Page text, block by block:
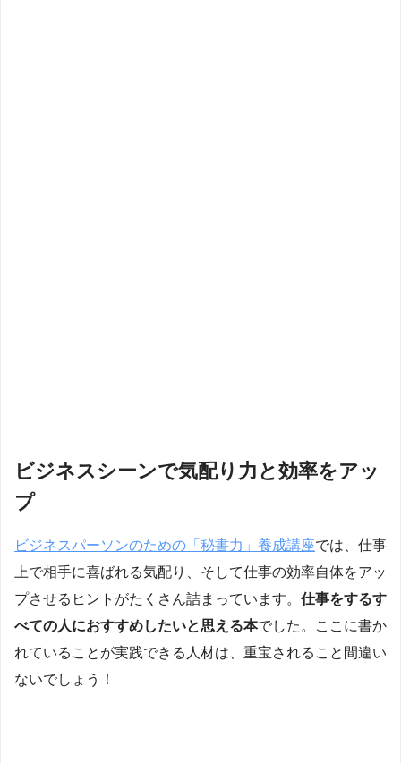
ビジネスシーンで気配り力と効率をアッ
プ
ビジネスパーソンのための「秘書力」養成講座では、仕事
上で相手に喜ばれる気配り、そして仕事の効率自体をアッ
プさせるヒントがたくさん詰まっています。 仕事をするす
べての人におすすめしたいと思える本でした。ここに書か
れていることが実践できる人材は、重宝されること間違い
ないでしょう！